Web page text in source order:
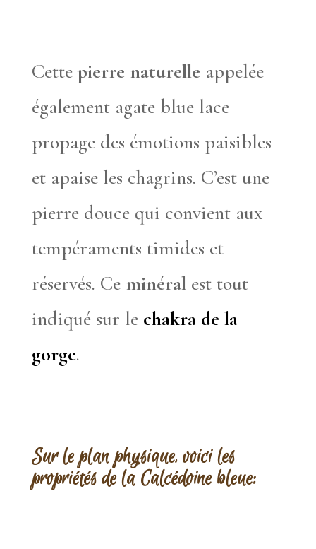
Cette pierre naturelle appelée
également agate blue lace
propage des émotions paisibles
et apaise les chagrins. C’est une
pierre douce qui convient aux
tempéraments timides et
réservés. Ce minéralest tout
indiqué sur le chakra de la
gorge.
Sur le plan physique, voici les
propriétés de la Calcédoine bleue: